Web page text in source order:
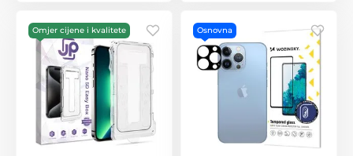
Omjer cijene i kvalitete Osnovna